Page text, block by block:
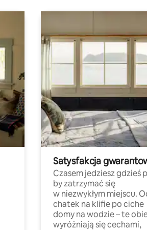
Satysfakcja
Czasem jedziesz gdzieś
by zatrzymać się
w niezwykłym miejscu.
chatek na klifie po ciche
domy na wodzie – te
wyróżniają się cechami,